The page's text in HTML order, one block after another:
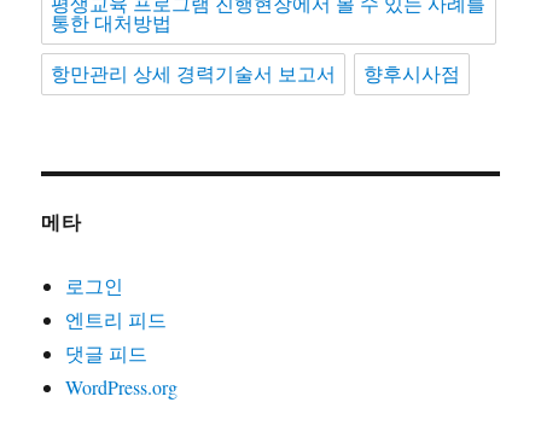
통한 대처방법
항만관리 상세 경력기술서 보고서 향후시사점
메타
로그인
엔트리 피드
댓글 피드
WordPress.org